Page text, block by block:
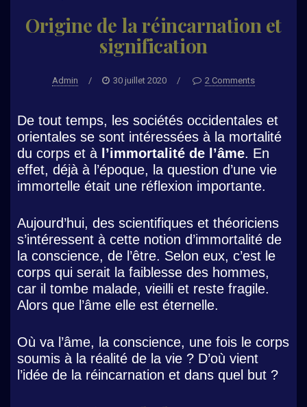
Origine de la réincarnation et
signification
Admin / 30 juillet 2020 / 2 Comments
De tout temps, les sociétés occidentales et
orientales se sont intéressées à la mortalité
du corps et à l’immortalité de l’âme. En
effet, déjà à l’époque, la question d’une vie
immortelle était une réflexion importante.
Aujourd’hui, des scientifiques et théoriciens
s’intéressent à cette notion d’immortalité de
la conscience, de l’être. Selon eux, c’est le
corps qui serait la faiblesse des hommes,
car il tombe malade, vieilli et reste fragile.
Alors que l’âme elle est éternelle.
Où va l’âme, la conscience, une fois le corps
soumis à la réalité de la vie ? D’où vient
l’idée de la réincarnation et dans quel but ?